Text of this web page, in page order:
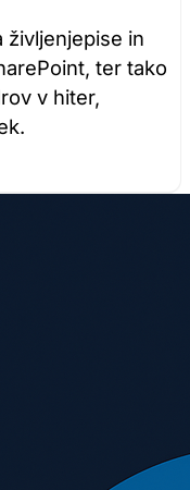
življenjepise in
ter tako
v hiter,